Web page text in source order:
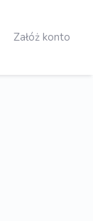
Załóż konto